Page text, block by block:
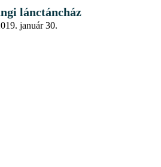
lánctáncház
január 30.